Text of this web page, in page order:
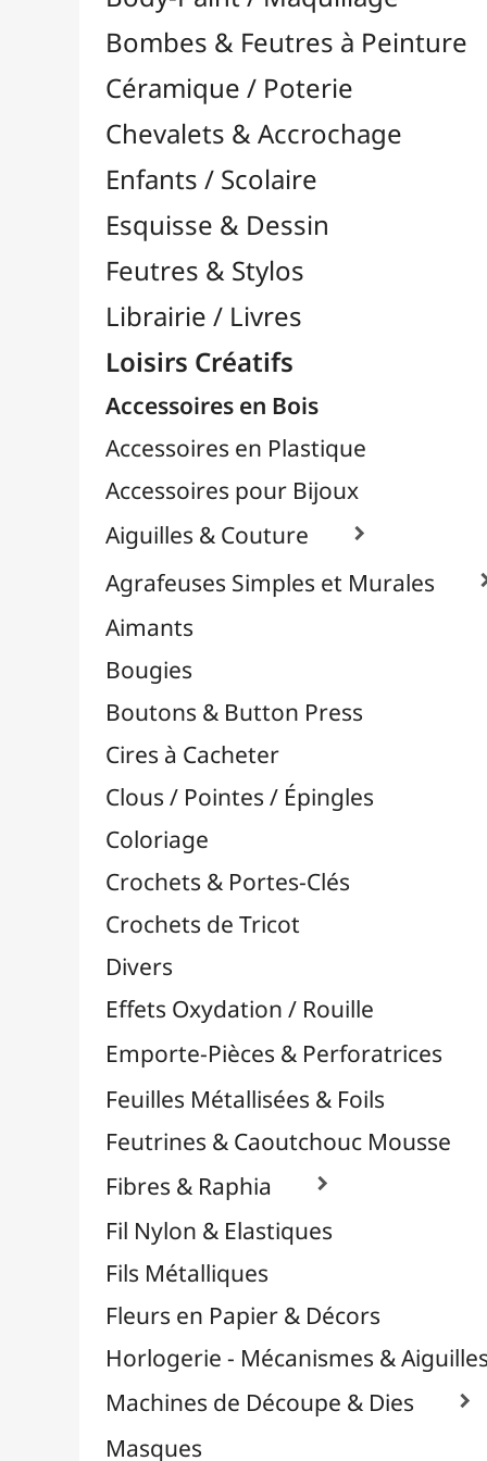
Feutres & Stylos
Librairie / Livres
Loisirs Créatifs
Accessoires en Bois
Accessoires en Plastique
Accessoires pour Bijoux
Aiguilles & Couture

Agrafeuses Simples et Murales 
Aimants
Bougies
Boutons & Button Press
Clous / Pointes / Épingles
Coloriage
Crochets de Tricot
Divers
Effets Oxydation / Rouille
Emporte-Pièces & Perforatrices
Feuilles Métallisées & Foils
Feutrines & Caoutchouc Mousse
Fibres & Raphia
Fil Nylon & Elastiques
Fils Métalliques
Fleurs en Papier & Décors
Horlogerie - Mécanismes & Aiguilles
Masques
Massicots & Lames
Oeillets & Rivets
Petites Pinces
Plantes & Jardin
Plastique Fou
Poncage / Émeri
Quilling / Pliage
Reliure & Cinch
Sable, Strass & Paillettes 
Savons
Serviettes
Sublimation
Tampons et Encreurs 
Washi Tape / Masking Tape
EFCOLOR - Émaux à Froid
Médiums, Vernis & Colles
Modelage / Sculpture
Peintures / Couleurs